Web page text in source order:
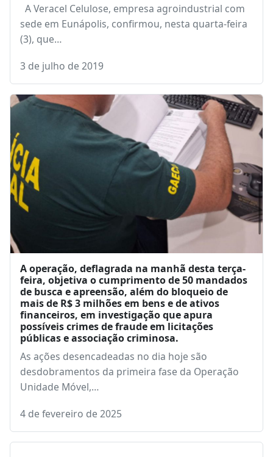
A Veracel Celulose, empresa agroindustrial com
sede em Eunápolis, confirmou, nesta quarta-feira
(3), que…
3 de julho de 2019
A operação, deflagrada na manhã desta terça-
feira, objetiva o cumprimento de 50 mandados
de busca e apreensão, além do bloqueio de
mais de R$ 3 milhões em bens e de ativos
financeiros, em investigação que apura
possíveis crimes de fraude em licitações
públicas e associação criminosa.
As ações desencadeadas no dia hoje são
desdobramentos da primeira fase da Operação
Unidade Móvel,…
4 de fevereiro de 2025